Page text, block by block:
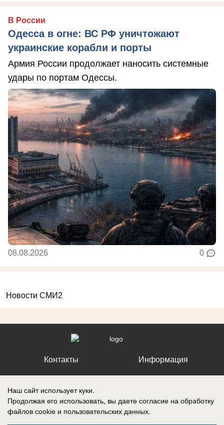
В России
Одесса в огне: ВС РФ уничтожают
украинские корабли и порты
Армия России продолжает наносить системные
удары по портам Одессы.
08.08.2026 0
Новости СМИ2
Контакты Информация
Регистрационный номер №: ЭЛ № ФС 77 – 87210, выдано
Наш сайт использует куки.
Продолжая его использовать, вы даете согласие на обработку
файлов cookie и пользовательских данных.